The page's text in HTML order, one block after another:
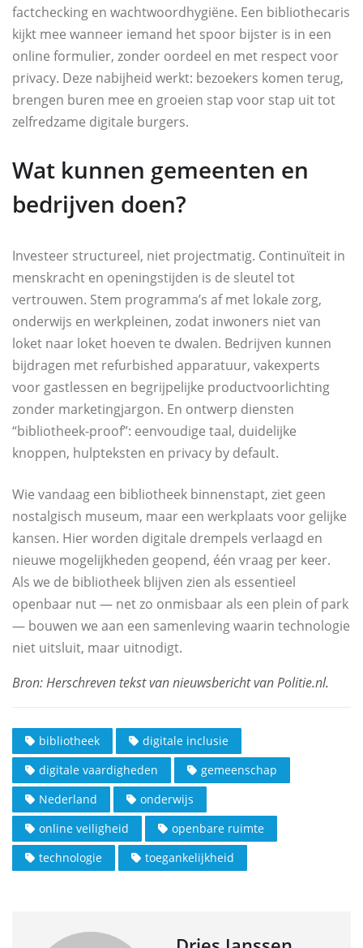
factchecking en wachtwoordhygiëne. Een bibliothecaris
kijkt mee wanneer iemand het spoor bijster is in een
online formulier, zonder oordeel en met respect voor
privacy. Deze nabijheid werkt: bezoekers komen terug,
brengen buren mee en groeien stap voor stap uit tot
zelfredzame digitale burgers.
Wat kunnen gemeenten en
bedrijven doen?
Investeer structureel, niet projectmatig. Continuïteit in
menskracht en openingstijden is de sleutel tot
vertrouwen. Stem programma’s af met lokale zorg,
onderwijs en werkpleinen, zodat inwoners niet van
loket naar loket hoeven te dwalen. Bedrijven kunnen
bijdragen met refurbished apparatuur, vakexperts
voor gastlessen en begrijpelijke productvoorlichting
zonder marketingjargon. En ontwerp diensten
“bibliotheek-proof”: eenvoudige taal, duidelijke
knoppen, hulpteksten en privacy by default.
Wie vandaag een bibliotheek binnenstapt, ziet geen
nostalgisch museum, maar een werkplaats voor gelijke
kansen. Hier worden digitale drempels verlaagd en
nieuwe mogelijkheden geopend, één vraag per keer.
Als we de bibliotheek blijven zien als essentieel
openbaar nut — net zo onmisbaar als een plein of park
— bouwen we aan een samenleving waarin technologie
niet uitsluit, maar uitnodigt.
bibliotheek
digitale inclusie
digitale vaardigheden
gemeenschap
Nederland
onderwijs
online veiligheid
openbare ruimte
technologie
toegankelijkheid